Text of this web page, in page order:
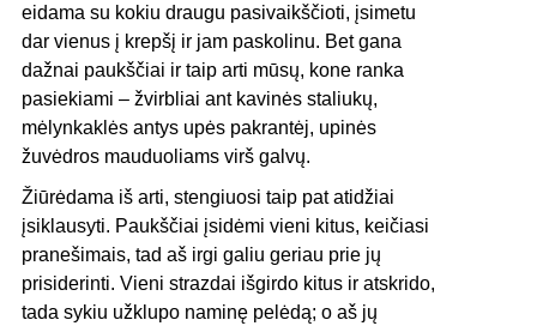
eidama su kokiu draugu pasivaikščioti, įsimetu
dar vienus į krepšį ir jam paskolinu. Bet gana
dažnai paukščiai ir taip arti mūsų, kone ranka
pasiekiami – žvirbliai ant kavinės staliukų,
mėlynkaklės antys upės pakrantėj, upinės
žuvėdros mauduoliams virš galvų.
Žiūrėdama iš arti, stengiuosi taip pat atidžiai
įsiklausyti. Paukščiai įsidėmi vieni kitus, keičiasi
pranešimais, tad aš irgi galiu geriau prie jų
prisiderinti. Vieni strazdai išgirdo kitus ir atskrido,
tada sykiu užklupo naminę pelėdą; o aš jų